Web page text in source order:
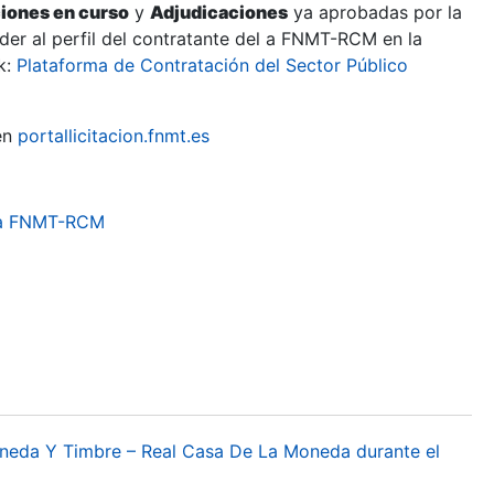
en curso y Adjudicaciones ya aprobadas por la
al perfil del contratante del a FNMT-RCM en la
Plataforma de Contratación del Sector Público
portallicitacion.fnmt.es
RCM
Y Timbre – Real Casa De La Moneda durante el